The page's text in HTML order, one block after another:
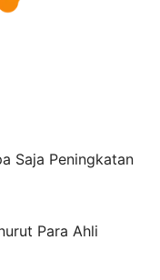
Saja Peningkatan
Para Ahli